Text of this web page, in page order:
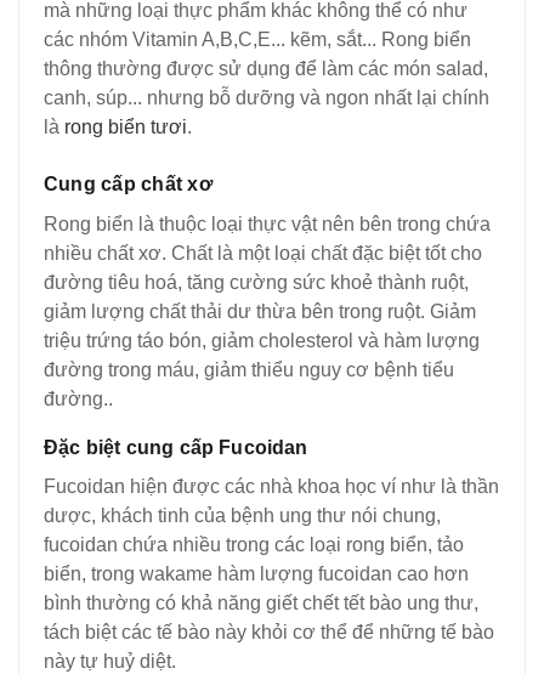
mà những loại thực phẩm khác không thể có như
các nhóm Vitamin A,B,C,E... kẽm, sắt... Rong biển
thông thường được sử dụng để làm các món salad,
canh, súp... nhưng bỗ dưỡng và ngon nhất lại chính
là rong biển tươi.
Cung cấp chất xơ
Rong biển là thuộc loại thực vật nên bên trong chứa
nhiều chất xơ. Chất là một loại chất đặc biệt tốt cho
đường tiêu hoá, tăng cường sức khoẻ thành ruột,
giảm lượng chất thải dư thừa bên trong ruột. Giảm
triệu trứng táo bón, giảm cholesterol và hàm lượng
đường trong máu, giảm thiểu nguy cơ bệnh tiểu
đường..
Đặc biệt cung cấp Fucoidan
Fucoidan hiện được các nhà khoa học ví như là thần
dược, khách tinh của bệnh ung thư nói chung,
fucoidan chứa nhiều trong các loại rong biển, tảo
biển, trong wakame hàm lượng fucoidan cao hơn
bình thường có khả năng giết chết tết bào ung thư,
tách biệt các tế bào này khỏi cơ thể để những tế bào
này tự huỷ diệt.